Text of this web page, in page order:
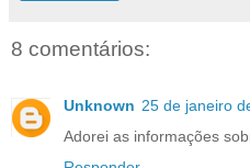
8 comentários:
Unknown 25 de janeiro
Adorei as informações